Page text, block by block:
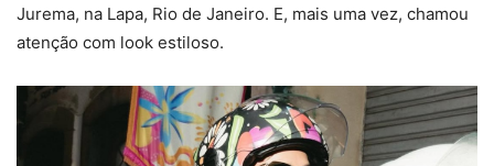
Jurema, na Lapa, Rio de Janeiro. E, mais uma vez, chamou
atenção com look estiloso.